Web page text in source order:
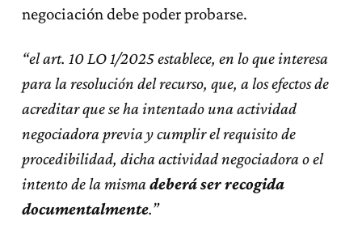
negociación debe poder probarse.
“el art. 10 LO 1/2025 establece, en lo que interesa
para la resolución del recurso, que, a los efectos de
acreditar que se ha intentado una actividad
negociadora previa y cumplir el requisito de
procedibilidad, dicha actividad negociadora o el
intento de la mismadeberá ser recogida
documentalmente.”